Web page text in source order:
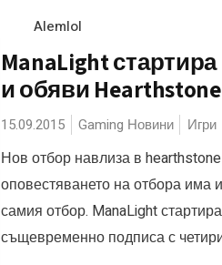
Alemlol
ManaLight
и обяви
15.09.2015 Gaming Новини Игри
Нов отбор навлиза в
оповестяването на отбора има
самия отбор. ManaLight
същевременно подписа с